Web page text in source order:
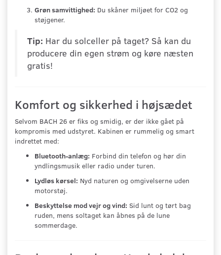
Grøn samvittighed: Du skåner miljøet for CO2 og
støjgener.
Tip: Har du solceller på taget? Så kan du
producere din egen strøm og køre næsten
gratis!
Komfort og sikkerhed i højsædet
Selvom BACH 26 er fiks og smidig, er der ikke gået på
kompromis med udstyret. Kabinen er rummelig og smart
indrettet med:
Bluetooth-anlæg: Forbind din telefon og hør din
yndlingsmusik eller radio under turen.
Lydløs kørsel: Nyd naturen og omgivelserne uden
motorstøj.
Beskyttelse mod vejr og vind: Sid lunt og tørt bag
ruden, mens soltaget kan åbnes på de lune
sommerdage.